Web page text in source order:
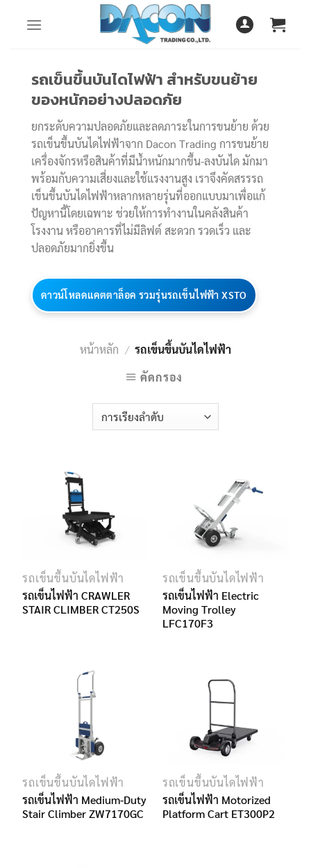
รถเข็นขึ้นบันไดไฟฟ้า สำหรับขนย้าย
ของหนักอย่างปลอดภัย
ยกระดับความปลอดภัยและลดภาระในการขนย้าย ด้วย
รถเข็นขึ้นบันไดไฟฟ้าจาก Dacon Trading การขนย้าย
เครื่องจักรหรือสินค้าที่มีน้ำหนักมากขึ้น-ลงบันได มักมา
พร้อมกับความเสี่ยงและใช้แรงงานสูง เราจึงคัดสรรรถ
เข็นขึ้นบันไดไฟฟ้าหลากหลายรุ่นที่ออกแบบมาเพื่อแก้
ปัญหานี้โดยเฉพาะ ช่วยให้การทำงานในคลังสินค้า
โรงงาน หรืออาคารที่ไม่มีลิฟต์ สะดวก รวดเร็ว และ
ปลอดภัยมากยิ่งขึ้น
ดาวน์โหลดแคตตาล็อค รวมรุ่นรถเข็นไฟฟ้า XSTO
หน้าหลัก / รถเข็นขึ้นบันไดไฟฟ้า
คัดกรอง
รถเข็นขึ้นบันไดไฟฟ้า
รถเข็นไฟฟ้า CRAWLER
STAIR CLIMBER CT250S
รถเข็นขึ้นบันไดไฟฟ้า
รถเข็นไฟฟ้า Electric
Moving Trolley
LFC170F3
รถเข็นขึ้นบันไดไฟฟ้า
รถเข็นไฟฟ้า Medium-Duty
Stair Climber ZW7170GC
รถเข็นขึ้นบันไดไฟฟ้า
รถเข็นไฟฟ้า Motorized
Platform Cart ET300P2